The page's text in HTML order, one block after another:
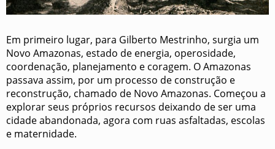
Em primeiro lugar, para Gilberto Mestrinho, surgia um
Novo Amazonas, estado de energia, operosidade,
coordenação, planejamento e coragem. O Amazonas
passava assim, por um processo de construção e
reconstrução, chamado de Novo Amazonas. Começou a
explorar seus próprios recursos deixando de ser uma
cidade abandonada, agora com ruas asfaltadas, escolas
e maternidade.